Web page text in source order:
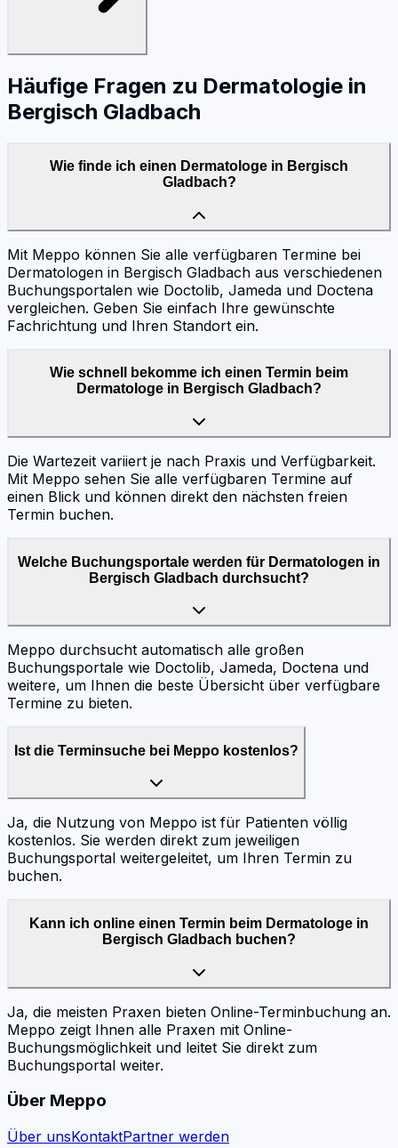
Häufige Fragen zu Dermatologie in
Bergisch Gladbach
Wie finde ich einen Dermatologe in Bergisch
Gladbach?
Mit Meppo können Sie alle verfügbaren Termine bei
Dermatologen in Bergisch Gladbach aus verschiedenen
Buchungsportalen wie Doctolib, Jameda und Doctena
vergleichen. Geben Sie einfach Ihre gewünschte
Fachrichtung und Ihren Standort ein.
Wie schnell bekomme ich einen Termin beim
Dermatologe in Bergisch Gladbach?
Die Wartezeit variiert je nach Praxis und Verfügbarkeit.
Mit Meppo sehen Sie alle verfügbaren Termine auf
einen Blick und können direkt den nächsten freien
Termin buchen.
Welche Buchungsportale werden für Dermatologen in
Bergisch Gladbach durchsucht?
Meppo durchsucht automatisch alle großen
Buchungsportale wie Doctolib, Jameda, Doctena und
weitere, um Ihnen die beste Übersicht über verfügbare
Termine zu bieten.
Ist die Terminsuche bei Meppo kostenlos?
Ja, die Nutzung von Meppo ist für Patienten völlig
kostenlos. Sie werden direkt zum jeweiligen
Buchungsportal weitergeleitet, um Ihren Termin zu
buchen.
Kann ich online einen Termin beim Dermatologe in
Bergisch Gladbach buchen?
Ja, die meisten Praxen bieten Online-Terminbuchung an.
Meppo zeigt Ihnen alle Praxen mit Online-
Buchungsmöglichkeit und leitet Sie direkt zum
Buchungsportal weiter.
Über Meppo
Über unsKontaktPartner werden